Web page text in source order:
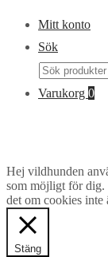
Mitt konto
Sök
Sök
efter:
Varukorg 0
Hej vildhunden
som möjligt för dig.
det om cookies inte
Stäng